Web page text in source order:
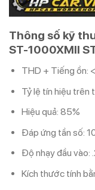
Thông số kỹ
ST-1000XMII
THD + Tiếng ồn:
Tỷ lệ tín hiệu trên
Hiệu quả: 85%
Đáp ứng tần số:
Độ nhạy đầu vào:
Kích thước tính